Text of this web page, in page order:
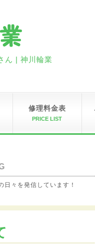
ん | 神川輪業
修理料金表
PRICE LIST
々を発信しています！